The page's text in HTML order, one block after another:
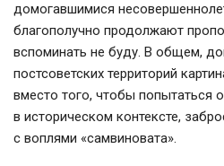
домогавшимися
благополучно продолжают
вспоминать не буду. В общем,
постсоветских территорий
вместо того, чтобы попытаться
в историческом контексте,
с воплями «самвиновата».